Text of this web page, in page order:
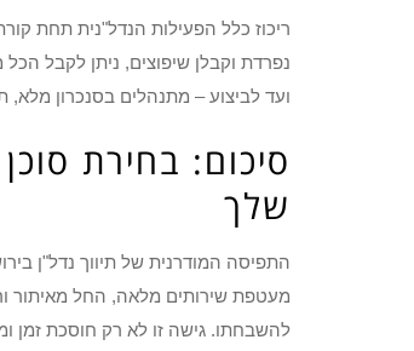
ריכוז כלל הפעילות הנדל"נית תחת
נפרדת וקבלן שיפוצים, ניתן לקבל
ועד לביצוע – מתנהלים בסנכרון
סיכום: בחירת
שלך
התפיסה המודרנית של תיווך נדל"ן
מעטפת שירותים מלאה, החל מאיתור
להשבחתו. גישה זו לא רק חוסכת